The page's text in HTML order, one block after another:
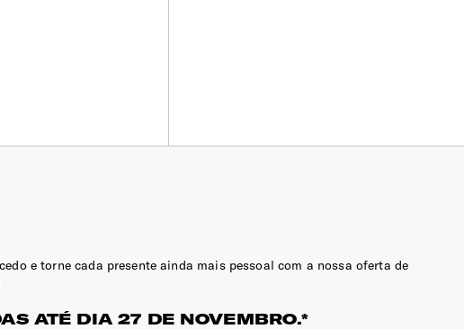
e torne cada presente ainda mais pessoal com a nossa oferta de
ATÉ DIA 27 DE NOVEMBRO.*